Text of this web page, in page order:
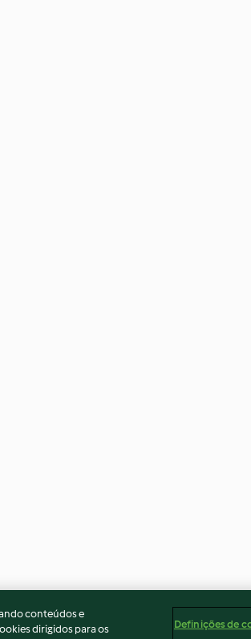
conteúdos e
dirigidos para os
Definições de